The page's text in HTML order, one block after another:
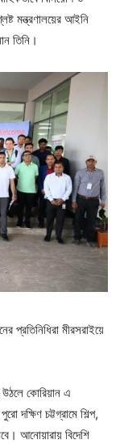
মন্ত্রণালয়ের আইনি
তিনি।
প্রতিনিধিরা মীরসরাইয়ে
উঠলে কোরিয়ান এ
দক্ষিণ চট্টগ্রামে শিল্প,
আনোয়ারায় বিদেশি